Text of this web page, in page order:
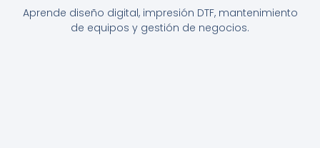
Aprende diseño digital, impresión DTF, mantenimiento
de equipos y gestión de negocios.